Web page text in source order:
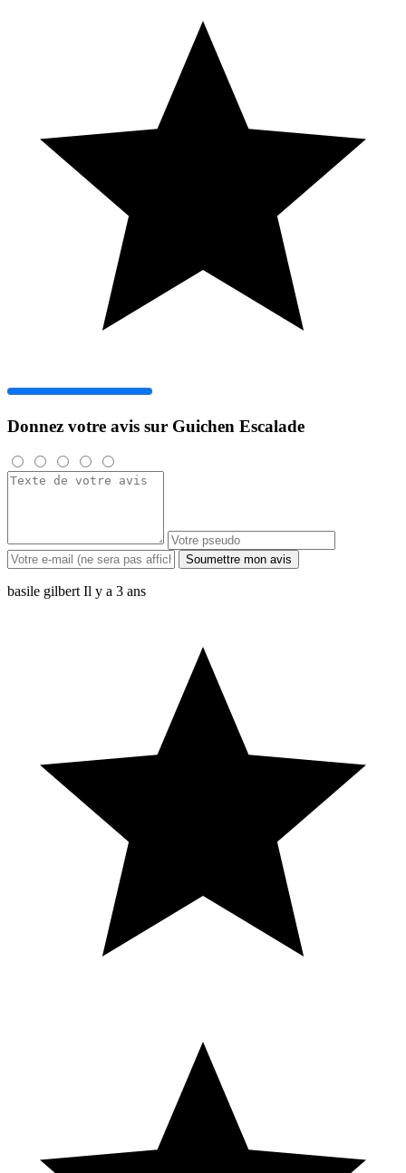
Donnez votre avis sur Guichen Escalade
Soumettre mon avis
basile gilbert Il y a 3 ans